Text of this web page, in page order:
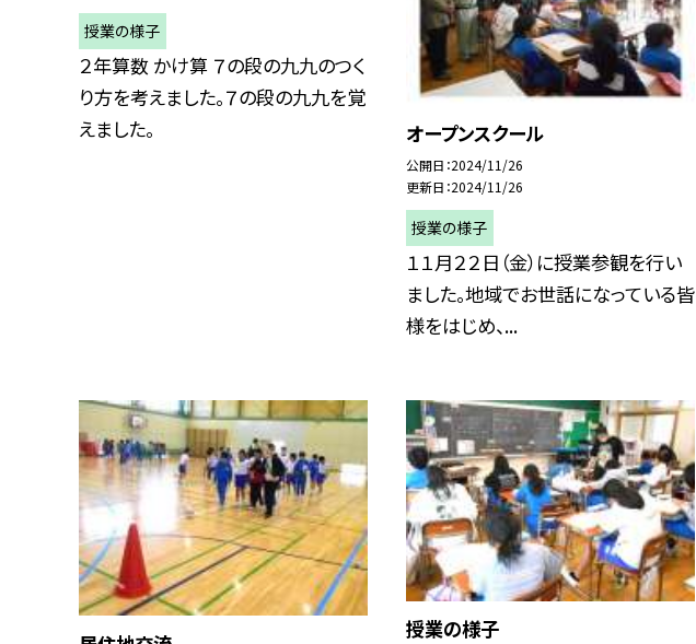
授業の様子
２年算数 かけ算 ７の段の九九のつく
り方を考えました。７の段の九九を覚
えました。
オープンスクール
公開日 2024/11/26
更新日 2024/11/26
授業の様子
１１月２２日（金）に授業参観を行い
ました。地域でお世話になっている皆
様をはじめ、...
授業の様子